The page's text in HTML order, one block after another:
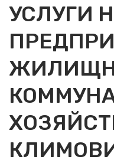
УСЛУГИ